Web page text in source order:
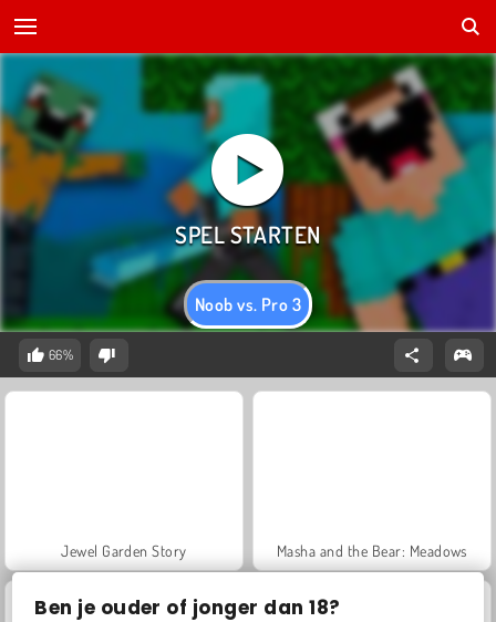
Ben je ouder of jonger dan 18?
Noob vs. Pro 3
66%
Jewel Garden Story Masha and the Bear: Meadows